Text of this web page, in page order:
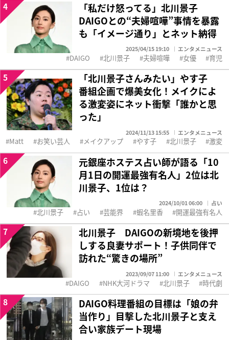
「私だけ怒ってる」北川景子
DAIGOとの“夫婦喧嘩”事情を暴露
も「イメージ通り」とネット納得
2025/04/15 19:10 エンタメニュース
4
DAIGO 北川景子 夫婦喧嘩 女優 育児
「北川景子さんみたい」やす子
番組企画で爆美女化！メイクによ
る激変姿にネット衝撃「誰かと思
った」
2024/11/13 15:55 エンタメニュース
5
Matt お笑い芸人 メイクアップ やす子 北川景子 激変
元銀座ホステス占い師が語る「10
月1日の開運最強有名人」2位は北
川景子、1位は？
2024/10/01 06:00 占い
6
北川景子 占い 芸能界 蝦名里香 開運最強有名人
北川景子 DAIGOの新境地を後押
しする良妻サポート！子供同伴で
訪れた“驚きの場所”
2023/09/07 11:00 エンタメニュース
7
DAIGO NHK大河ドラマ 北川景子 時代劇
DAIGO料理番組の目標は「娘の弁
当作り」目撃した北川景子と支え
合い家族デート現場
8